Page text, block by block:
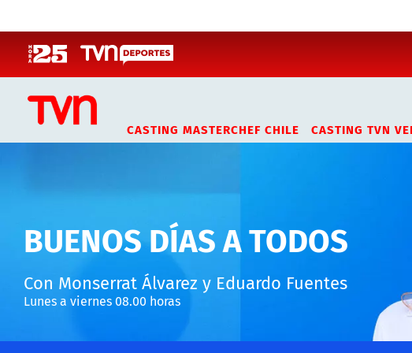
CASTING MASTERCHEF CHILE CASTING TVN
BUENOS DÍAS A TODOS
Con Monserrat Álvarez y Eduardo Fuentes
Lunes a viernes 08.00 horas